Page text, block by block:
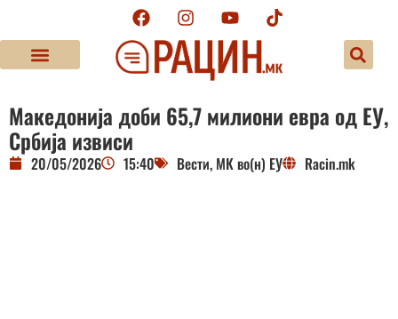
Македонија доби 65,7 милиони евра од ЕУ,
Србија извиси
20/05/2026 15:40 Вести, МК во(н) ЕУ Racin.mk